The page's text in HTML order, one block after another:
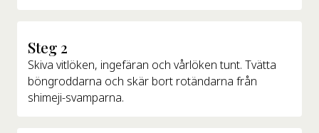
Steg 2
Skiva vitlöken, ingefäran och vårlöken tunt. Tvätta
böngroddarna och skär bort rotändarna från
shimeji-svamparna.